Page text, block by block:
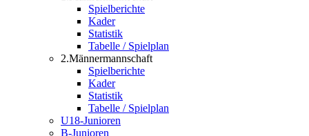
Spielberichte
Kader
Statistik
Tabelle / Spielplan
2.Männermannschaft
Spielberichte
Kader
Statistik
Tabelle / Spielplan
U18-Junioren
B-Junioren